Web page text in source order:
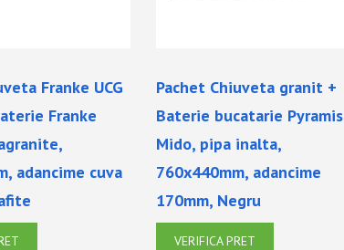
Franke UCG
Franke
adancime cuva
Pachet Chiuveta granit +
Baterie bucatarie Pyramis
Mido, pipa inalta,
760x440mm, adancime
170mm, Negru
VERIFICA PRET